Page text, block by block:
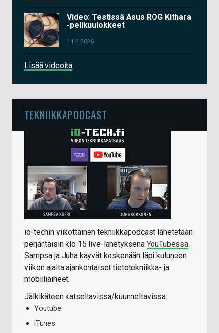
Video: Testissä Asus ROG Kithara
-pelikuulokkeet
11.2.2026
Lisää videoita
TEKNIIKKAPODCAST
io-techin viikottainen tekniikkapodcast lähetetään
perjantaisin klo 15 live-lähetyksenä YouTubessa.
Sampsa ja Juha käyvät keskenään läpi kuluneen
viikon ajalta ajankohtaiset tietotekniikka- ja
mobiiliaiheet.
Jälkikäteen katseltavissa/kuunneltavissa:
Youtube
iTunes